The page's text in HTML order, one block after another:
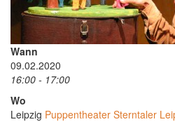
Wann
09.02.2020
16:00 - 17:00
Wo
Leipzig Puppentheater Sterntaler